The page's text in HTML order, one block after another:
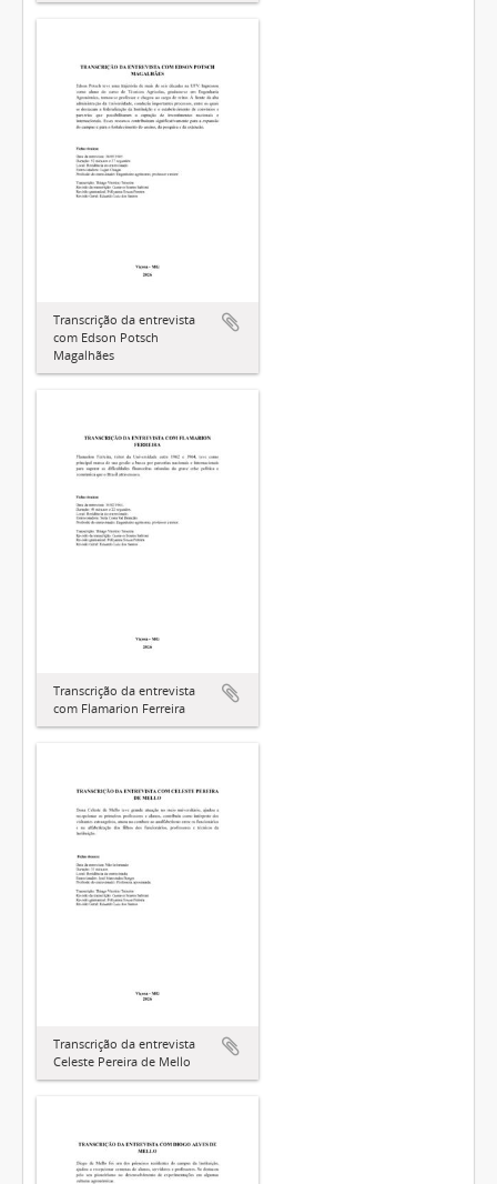
Transcrição da entrevista
com Edson Potsch
Magalhães
Transcrição da entrevista
com Flamarion Ferreira
Transcrição da entrevista
Celeste Pereira de Mello